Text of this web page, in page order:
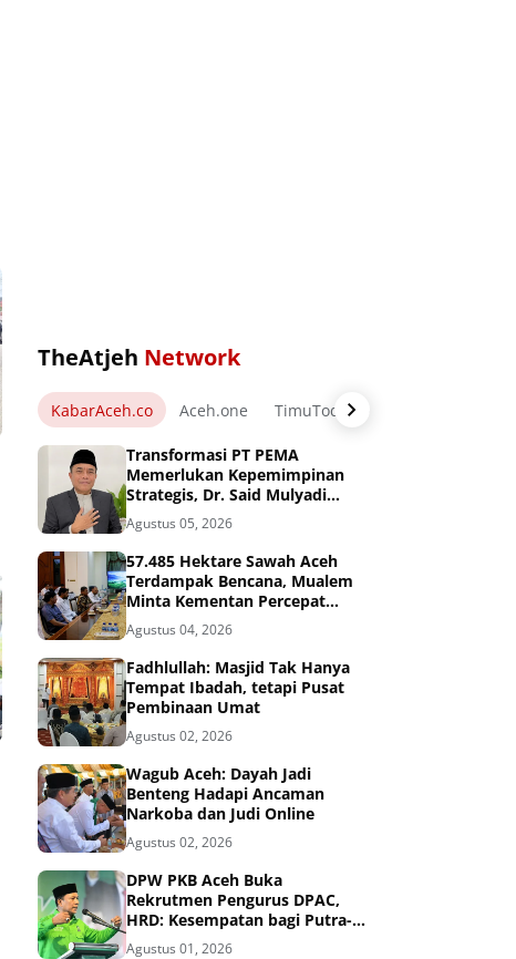
TheAtjeh Network
KabarAceh.co Aceh.one TimuToday.com
Transformasi PT PEMA
Memerlukan Kepemimpinan
Strategis, Dr. Said Mulyadi
Dinilai Memenuhi Kriteria
Agustus 05, 2026
57.485 Hektare Sawah Aceh
Terdampak Bencana, Mualem
Minta Kementan Percepat
Pemulihan
Agustus 04, 2026
Fadhlullah: Masjid Tak Hanya
Tempat Ibadah, tetapi Pusat
Pembinaan Umat
Agustus 02, 2026
Wagub Aceh: Dayah Jadi
Benteng Hadapi Ancaman
Narkoba dan Judi Online
Agustus 02, 2026
DPW PKB Aceh Buka
Rekrutmen Pengurus DPAC,
HRD: Kesempatan bagi Putra-
Putri Terbaik Aceh
Agustus 01, 2026